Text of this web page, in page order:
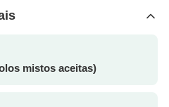
mistos aceitas)